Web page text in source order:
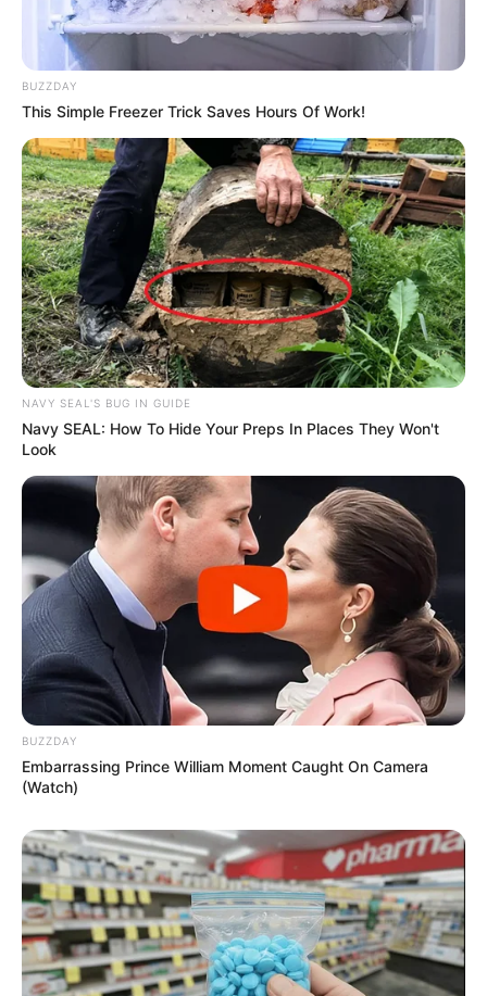
Revista Artesanato
Recomendados para você
Flor de fuxico almofadada
passo a passo
Como fazer Papai Noel de
Orquidea de fuxico passo a
passo
de fuxico
Deixe seu comentário
BUZZDAY
This Simple Freezer Trick Saves Hours Of Work!
NAVY SEAL'S BUG IN GUIDE
Navy SEAL: How To Hide Your Preps In Places They Won't
Look
BUZZDAY
Embarrassing Prince William Moment Caught On Camera
(Watch)